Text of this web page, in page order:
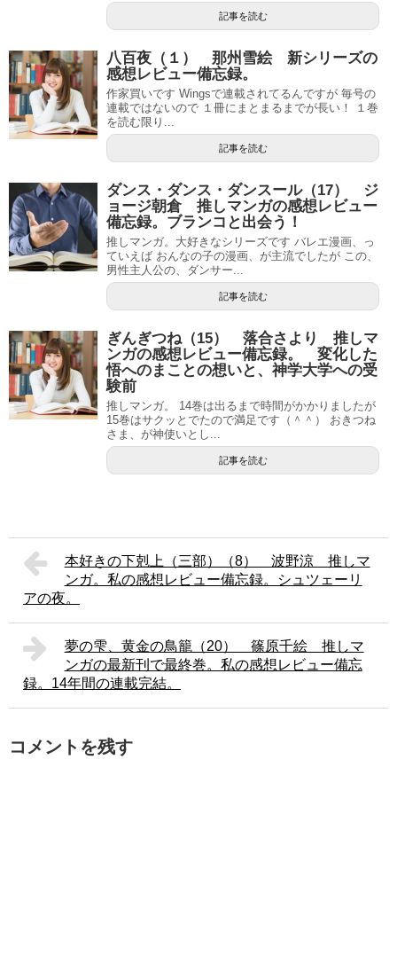
記事を読む
八百夜（１） 那州雪絵 新シリーズの
感想レビュー備忘録。
作家買いです Wingsで連載されてるんですが 毎号の
連載ではないので １冊にまとまるまでが長い！ １巻
を読む限り...
記事を読む
ダンス・ダンス・ダンスール（17） ジ
ョージ朝倉 推しマンガの感想レビュー
備忘録。ブランコと出会う！
推しマンガ。大好きなシリーズです バレエ漫画、っ
ていえば おんなの子の漫画、が主流でしたが この、
男性主人公の、ダンサー...
記事を読む
ぎんぎつね（15） 落合さより 推しマ
ンガの感想レビュー備忘録。 変化した
悟へのまことの想いと、神学大学への受
験前
推しマンガ。 14巻は出るまで時間がかかりましたが
15巻はサクッとでたので満足です（＾＾） おきつね
さま、が神使いとし...
記事を読む
本好きの下剋上（三部）（8） 波野涼 推しマ
ンガ。私の感想レビュー備忘録。シュツェーリ
アの夜。
夢の雫、黄金の鳥籠（20） 篠原千絵 推しマ
ンガの最新刊で最終巻。私の感想レビュー備忘
録。14年間の連載完結。
コメントを残す